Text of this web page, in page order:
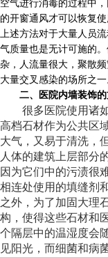
空气进行消毒的过程中
的开窗通风才可以恢复
上述方法对于大量人员
气质量也是无计可施的
杂，人流量很大，聚散
大量交叉感染的场所之一
二、医院内墙装饰
很多医院使用诸
高档石材作为公共区
大气，又易于清洗，
人体的建筑上层部分
因为它们中的污渍很
相连处使用的填缝剂
之外，为了加固大理
构，使得这些石材和
个隔层中的温湿度会
见阳光，而细菌和病